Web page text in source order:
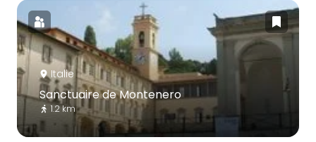
Italie
Sanctuaire de Montenero
1.2 km